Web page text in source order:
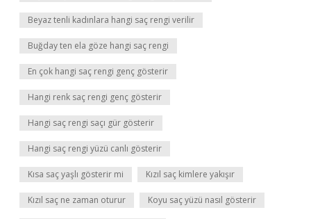
Beyaz tenli kadınlara hangi saç rengi verilir
Buğday ten ela göze hangi saç rengi
En çok hangi saç rengi genç gösterir
Hangi renk saç rengi genç gösterir
Hangi saç rengi saçı gür gösterir
Hangi saç rengi yüzü canlı gösterir
Kısa saç yaşlı gösterir mi Kızıl saç kimlere yakışır
Kızıl saç ne zaman oturur Koyu saç yüzü nasıl gösterir